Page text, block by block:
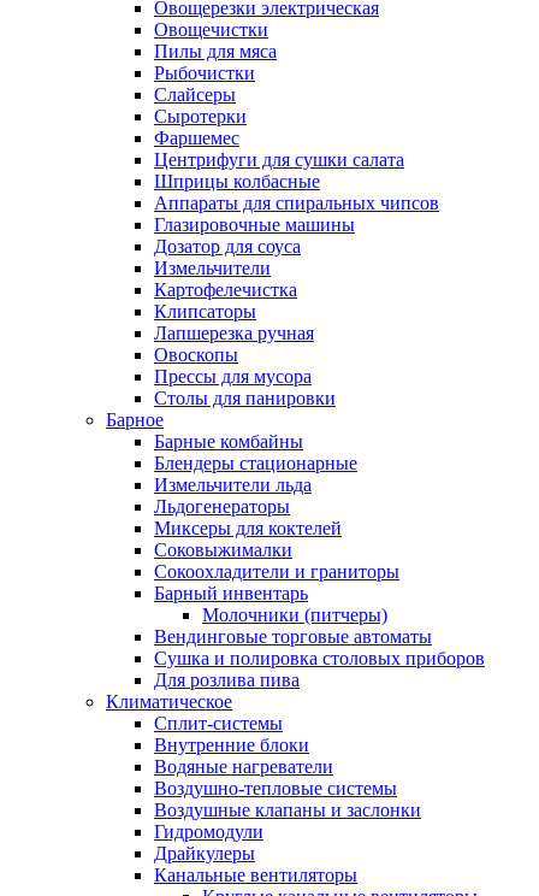
Овощерезки электрическая
Овощечистки
Пилы для мяса
Рыбочистки
Слайсеры
Сыротерки
Фаршемес
Центрифуги для сушки салата
Шприцы колбасные
Аппараты для спиральных чипсов
Глазировочные машины
Дозатор для соуса
Измельчители
Картофелечистка
Клипсаторы
Лапшерезка ручная
Овоскопы
Прессы для мусора
Столы для панировки
Барное
Барные комбайны
Блендеры стационарные
Измельчители льда
Льдогенераторы
Миксеры для коктелей
Соковыжималки
Сокоохладители и граниторы
Барный инвентарь
Молочники (питчеры)
Вендинговые торговые автоматы
Сушка и полировка столовых приборов
Для розлива пива
Климатическое
Сплит-системы
Внутренние блоки
Водяные нагреватели
Воздушно-тепловые системы
Воздушные клапаны и заслонки
Гидромодули
Драйкулеры
Канальные вентиляторы